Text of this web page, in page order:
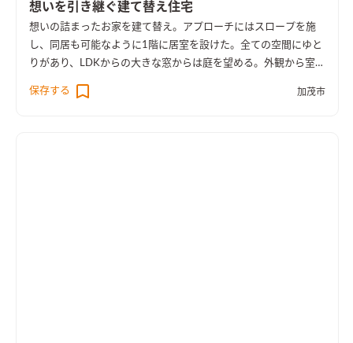
想いを引き継ぐ建て替え住宅
想いの詰まったお家を建て替え。アプローチにはスロープを施
し、同居も可能なように1階に居室を設けた。全ての空間にゆと
りがあり、LDKからの大きな窓からは庭を望める。外観から室内
保存する
加茂市